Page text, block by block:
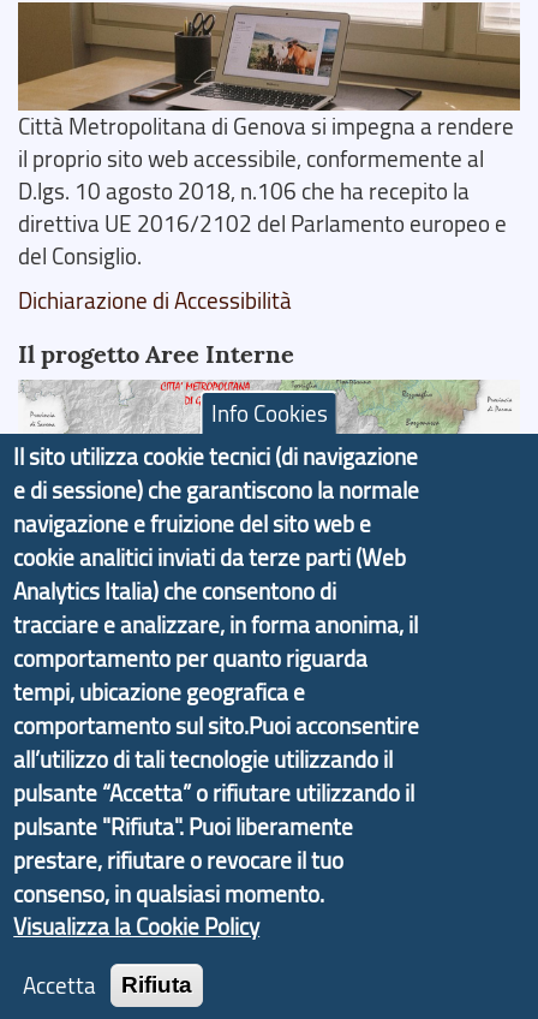
Città Metropolitana di Genova si impegna a rendere
il proprio sito web accessibile, conformemente al
D.lgs. 10 agosto 2018, n.106 che ha recepito la
direttiva UE 2016/2102 del Parlamento europeo e
del Consiglio.
Dichiarazione di Accessibilità
Il progetto Aree Interne
Il portale di marketing territoriale e sviluppo locale
di Genova Città Metropolitana si è sviluppato a
partire dal progetto nazionale Aree Interne
promosso dal Dipartimento per lo Sviluppo
Economico e finalizzato al rilancio socio-economico
delle valli dell’entroterra. In particolare fornisce
informazioni ed aggiornamenti sulla
d'Area Antola-Tigullio, in collaborazione con Regione
Liguria ed ANCI Liguria.
Copyright © 2017 Città metropolitana di Genova |
CF: 80007350103
Tecnologie e Accessibilità
Info Cookies
Il sito utilizza cookie tecnici (di navigazione
e di sessione) che garantiscono la normale
navigazione e fruizione del sito web e
cookie analitici inviati da terze parti (Web
Analytics Italia) che consentono di
tracciare e analizzare, in forma anonima, il
comportamento per quanto riguarda
tempi, ubicazione geografica e
comportamento sul sito.Puoi acconsentire
all’utilizzo di tali tecnologie utilizzando il
pulsante “Accetta” o rifiutare utilizzando il
pulsante "Rifiuta". Puoi liberamente
prestare, rifiutare o revocare il tuo
consenso, in qualsiasi momento.
Visualizza la Cookie Policy
Accetta
Rifiuta